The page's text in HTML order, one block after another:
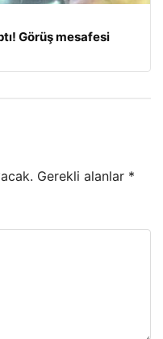
Görüş mesafesi
Gerekli alanlar *